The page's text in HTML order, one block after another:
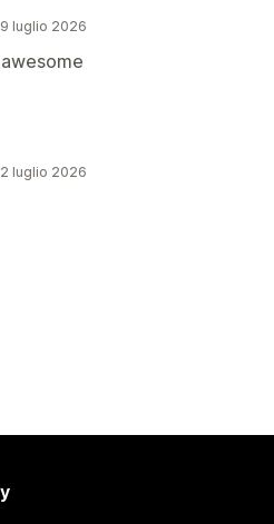
9 luglio 2026
2 luglio 2026